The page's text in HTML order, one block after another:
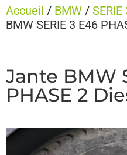
Accueil / BMW /
BMW SERIE 3 E46
Jante BMW
PHASE 2